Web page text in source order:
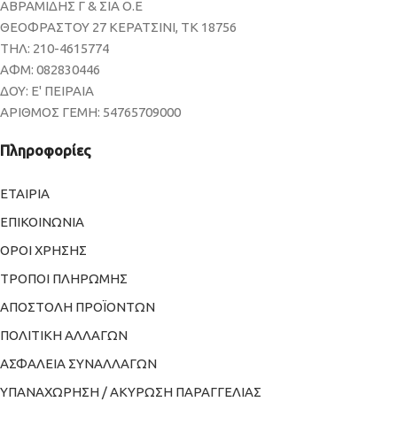
ΑΒΡΑΜΙΔΗΣ Γ & ΣΙΑ Ο.Ε
ΘΕΟΦΡΑΣΤΟΥ 27 ΚΕΡΑΤΣΙΝΙ, ΤΚ 18756
ΤΗΛ: 210-4615774
ΑΦΜ: 082830446
ΔΟΥ: Ε' ΠΕΙΡΑΙΑ
ΑΡΙΘΜΟΣ ΓΕΜΗ: 54765709000
Πληροφορίες
ΕΤΑΙΡΙΑ
ΕΠΙΚΟΙΝΩΝΙΑ
ΟΡΟΙ ΧΡΗΣΗΣ
ΤΡΟΠΟΙ ΠΛΗΡΩΜΗΣ
ΑΠΟΣΤΟΛΗ ΠΡΟΪΟΝΤΩΝ
ΠΟΛΙΤΙΚΗ ΑΛΛΑΓΩΝ
ΑΣΦΑΛΕΙΑ ΣΥΝΑΛΛΑΓΩΝ
ΥΠΑΝΑΧΩΡΗΣΗ / ΑΚΥΡΩΣΗ ΠΑΡΑΓΓΕΛΙΑΣ